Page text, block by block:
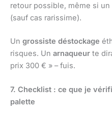
retour possible, même si
(sauf cas rarissime).
Un grossiste déstockage
risques. Un arnaqueur te
prix 300 € » – fuis.
7. Checklist : ce que je
palette